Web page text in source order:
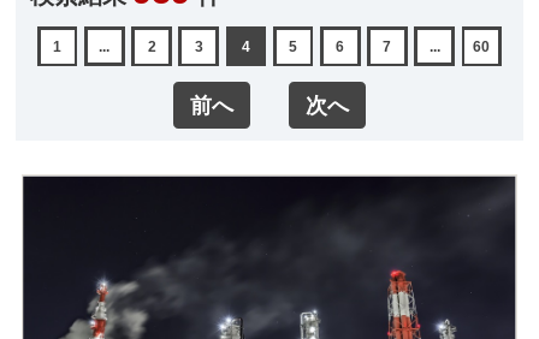
前へ
1 ... 2 3 4 5 6 7 ... 60
次へ